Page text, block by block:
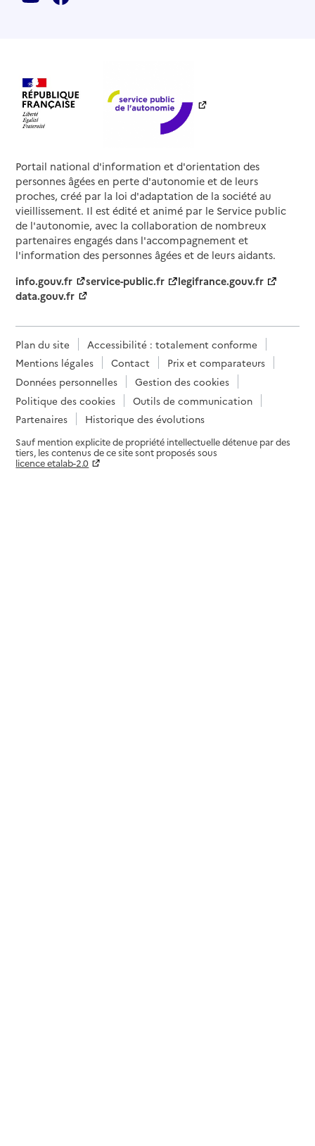
Portail national d'information et d'orientation des
personnes âgées en perte d'autonomie et de leurs
proches, créé par la loi d'adaptation de la société au
vieillissement. Il est édité et animé par le Service public
de l'autonomie, avec la collaboration de nombreux
partenaires engagés dans l'accompagnement et
l'information des personnes âgées et de leurs aidants.
info.gouv.fr
service-public.fr
legifrance.gouv.fr
data.gouv.fr
Plan du site
Accessibilité : totalement conforme
Mentions légales
Contact
Prix et comparateurs
Données personnelles
Gestion des cookies
Politique des cookies
Outils de communication
Partenaires
Historique des évolutions
Sauf mention explicite de propriété intellectuelle détenue par des
tiers, les contenus de ce site sont proposés sous
licence etalab-2.0